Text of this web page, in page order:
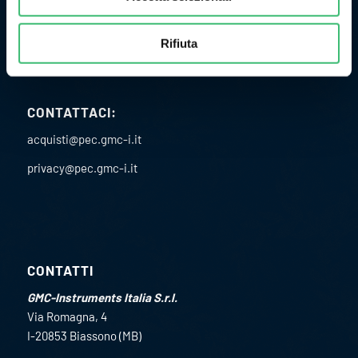
Rifiuta
P.I. 02151460967
Codice univoco SDI: USAL8PV
CONTATTACI:
acquisti@pec.gmc-i.it
privacy@pec.gmc-i.it
CONTATTI
GMC-Instruments Italia S.r.l.
Via Romagna, 4
I-20853 Biassono (MB)